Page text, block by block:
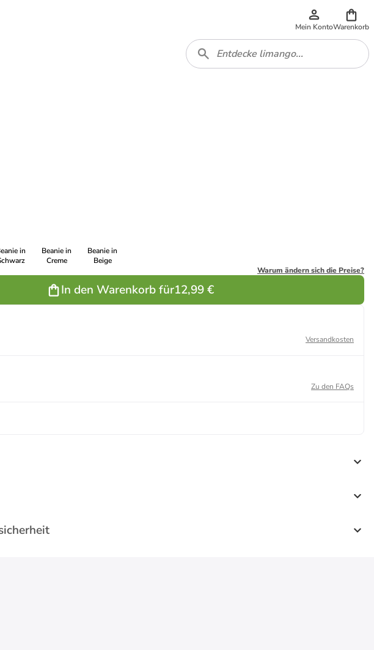
Mein KontoWarenkorb
in
Beanie in
Creme
Beanie in
Beige
Warum ändern sich die Preise?
In den Warenkorb für12,99 €
Versandkosten
Zu den FAQs